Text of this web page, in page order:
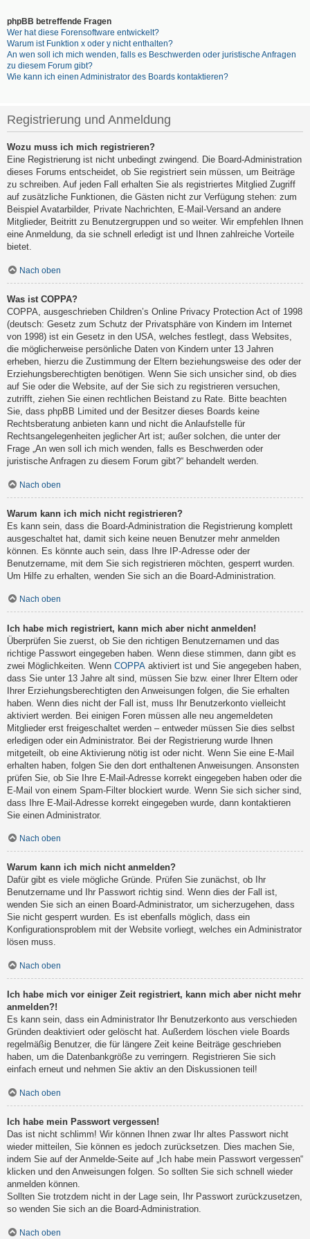
phpBB betreffende Fragen
Wer hat diese Forensoftware entwickelt?
Warum ist Funktion x oder y nicht enthalten?
An wen soll ich mich wenden, falls es Beschwerden oder juristische Anfragen
zu diesem Forum gibt?
Wie kann ich einen Administrator des Boards kontaktieren?
Registrierung und Anmeldung
Wozu muss ich mich registrieren?
Eine Registrierung ist nicht unbedingt zwingend. Die Board-Administration
dieses Forums entscheidet, ob Sie registriert sein müssen, um Beiträge
zu schreiben. Auf jeden Fall erhalten Sie als registriertes Mitglied Zugriff
auf zusätzliche Funktionen, die Gästen nicht zur Verfügung stehen: zum
Beispiel Avatarbilder, Private Nachrichten, E-Mail-Versand an andere
Mitglieder, Beitritt zu Benutzergruppen und so weiter. Wir empfehlen Ihnen
eine Anmeldung, da sie schnell erledigt ist und Ihnen zahlreiche Vorteile
bietet.
Nach oben
Was ist COPPA?
COPPA, ausgeschrieben Children’s Online Privacy Protection Act of 1998
(deutsch: Gesetz zum Schutz der Privatsphäre von Kindern im Internet
von 1998) ist ein Gesetz in den USA, welches festlegt, dass Websites,
die möglicherweise persönliche Daten von Kindern unter 13 Jahren
erheben, hierzu die Zustimmung der Eltern beziehungsweise des oder der
Erziehungsberechtigten benötigen. Wenn Sie sich unsicher sind, ob dies
auf Sie oder die Website, auf der Sie sich zu registrieren versuchen,
zutrifft, ziehen Sie einen rechtlichen Beistand zu Rate. Bitte beachten
Sie, dass phpBB Limited und der Besitzer dieses Boards keine
Rechtsberatung anbieten kann und nicht die Anlaufstelle für
Rechtsangelegenheiten jeglicher Art ist; außer solchen, die unter der
Frage „An wen soll ich mich wenden, falls es Beschwerden oder
juristische Anfragen zu diesem Forum gibt?“ behandelt werden.
Nach oben
Warum kann ich mich nicht registrieren?
Es kann sein, dass die Board-Administration die Registrierung komplett
ausgeschaltet hat, damit sich keine neuen Benutzer mehr anmelden
können. Es könnte auch sein, dass Ihre IP-Adresse oder der
Benutzername, mit dem Sie sich registrieren möchten, gesperrt wurden.
Um Hilfe zu erhalten, wenden Sie sich an die Board-Administration.
Nach oben
Ich habe mich registriert, kann mich aber nicht anmelden!
Überprüfen Sie zuerst, ob Sie den richtigen Benutzernamen und das
richtige Passwort eingegeben haben. Wenn diese stimmen, dann gibt es
zwei Möglichkeiten. Wenn COPPA aktiviert ist und Sie angegeben haben,
dass Sie unter 13 Jahre alt sind, müssen Sie bzw. einer Ihrer Eltern oder
Ihrer Erziehungsberechtigten den Anweisungen folgen, die Sie erhalten
haben. Wenn dies nicht der Fall ist, muss Ihr Benutzerkonto vielleicht
aktiviert werden. Bei einigen Foren müssen alle neu angemeldeten
Mitglieder erst freigeschaltet werden – entweder müssen Sie dies selbst
erledigen oder ein Administrator. Bei der Registrierung wurde Ihnen
mitgeteilt, ob eine Aktivierung nötig ist oder nicht. Wenn Sie eine E-Mail
erhalten haben, folgen Sie den dort enthaltenen Anweisungen. Ansonsten
prüfen Sie, ob Sie Ihre E-Mail-Adresse korrekt eingegeben haben oder die
E-Mail von einem Spam-Filter blockiert wurde. Wenn Sie sich sicher sind,
dass Ihre E-Mail-Adresse korrekt eingegeben wurde, dann kontaktieren
Sie einen Administrator.
Nach oben
Warum kann ich mich nicht anmelden?
Dafür gibt es viele mögliche Gründe. Prüfen Sie zunächst, ob Ihr
Benutzername und Ihr Passwort richtig sind. Wenn dies der Fall ist,
wenden Sie sich an einen Board-Administrator, um sicherzugehen, dass
Sie nicht gesperrt wurden. Es ist ebenfalls möglich, dass ein
Konfigurationsproblem mit der Website vorliegt, welches ein Administrator
lösen muss.
Nach oben
Ich habe mich vor einiger Zeit registriert, kann mich aber nicht mehr
anmelden?!
Es kann sein, dass ein Administrator Ihr Benutzerkonto aus verschieden
Gründen deaktiviert oder gelöscht hat. Außerdem löschen viele Boards
regelmäßig Benutzer, die für längere Zeit keine Beiträge geschrieben
haben, um die Datenbankgröße zu verringern. Registrieren Sie sich
einfach erneut und nehmen Sie aktiv an den Diskussionen teil!
Nach oben
Ich habe mein Passwort vergessen!
Das ist nicht schlimm! Wir können Ihnen zwar Ihr altes Passwort nicht
wieder mitteilen, Sie können es jedoch zurücksetzen. Dies machen Sie,
indem Sie auf der Anmelde-Seite auf „Ich habe mein Passwort vergessen“
klicken und den Anweisungen folgen. So sollten Sie sich schnell wieder
anmelden können.
Sollten Sie trotzdem nicht in der Lage sein, Ihr Passwort zurückzusetzen,
so wenden Sie sich an die Board-Administration.
Nach oben